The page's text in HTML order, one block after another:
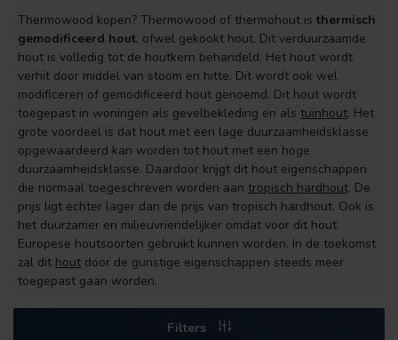
Thermowood kopen? Thermowood of thermohout is thermisch
gemodificeerd hout, ofwel gekookt hout. Dit verduurzaamde
hout is volledig tot de houtkern behandeld. Het hout wordt
verhit door middel van stoom en hitte. Dit wordt ook wel
modificeren of gemodificeerd hout genoemd. Dit hout wordt
toegepast in woningen als gevelbekleding en als tuinhout. Het
grote voordeel is dat hout met een lage duurzaamheidsklasse
opgewaardeerd kan worden tot hout met een hoge
duurzaamheidsklasse. Daardoor krijgt dit hout eigenschappen
die normaal toegeschreven worden aan tropisch hardhout. De
prijs ligt echter lager dan de prijs van tropisch hardhout. Ook is
het duurzamer en milieuvriendelijker omdat voor dit hout
Europese houtsoorten gebruikt kunnen worden. In de toekomst
zal dit hout door de gunstige eigenschappen steeds meer
toegepast gaan worden.
Filters